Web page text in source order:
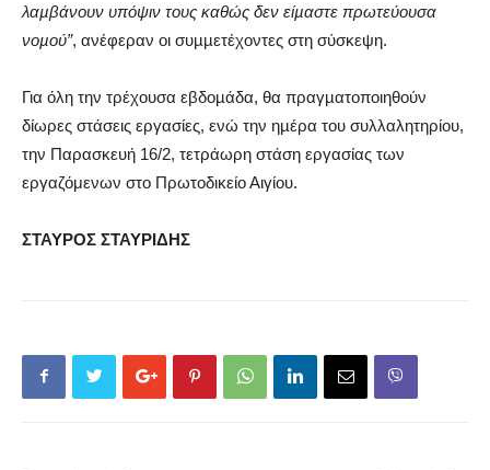
λαµβάνουν υπόψιν τους καθώς δεν είµαστε πρωτεύουσα
νοµού”, ανέφεραν οι συµµετέχοντες στη σύσκεψη.
Για όλη την τρέχουσα εβδοµάδα, θα πραγµατοποιηθούν
δίωρες στάσεις εργασίες, ενώ την ηµέρα του συλλαλητηρίου,
την Παρασκευή 16/2, τετράωρη στάση εργασίας των
εργαζόμενων στο Πρωτοδικείο Αιγίου.
ΣΤΑΥΡΟΣ ΣΤΑΥΡΙΔΗΣ